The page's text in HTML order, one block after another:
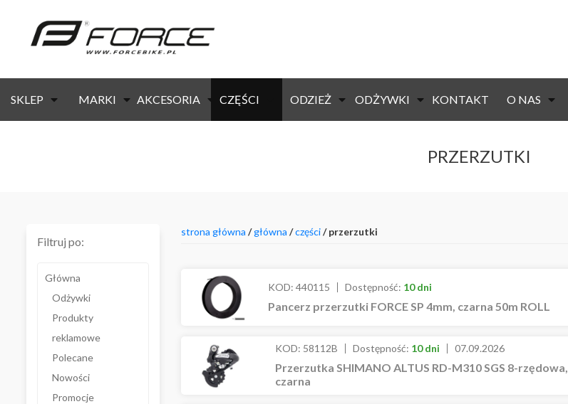
SKLEP MARKI AKCESORIA CZĘŚCI ODZIEŻ ODŻYWKI KONTAKT O NAS
PRZERZUTKI
Filtruj po:
Główna
Odżywki
Produkty
reklamowe
Polecane
Nowości
Promocje
strona główna /główna /części/ przerzutki
KOD: 440115 Dostępność: 10 dni
Pancerz przerzutki FORCE SP 4mm, czarna 50m ROLL
KOD: 58112B Dostępność: 10 dni 07.09.2026
Przerzutka SHIMANO ALTUS RD-M310 SGS 8-rzędowa,
czarna